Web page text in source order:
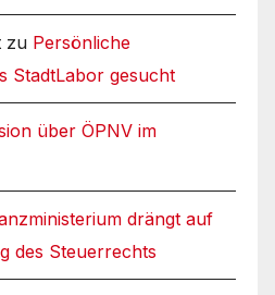
zu Persönliche
StadtLabor gesucht
über ÖPNV im
drängt auf
des Steuerrechts